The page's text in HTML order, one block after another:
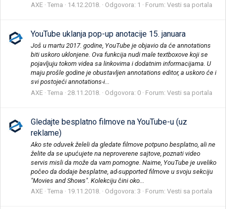
AXE Tema 14.12.2018. Odgovora: 1 Forum: Vesti sa portala
YouTube uklanja pop-up anotacije 15. januara
Još u martu 2017. godine, YouTube je objavio da će annotations
biti uskoro uklonjene. Ova funkcija nudi male textboxove koji se
pojavljuju tokom videa sa linkovima i dodatnim informacijama. U
maju prošle godine je obustavljen annotations editor, a uskoro će i
svi postojeći annotations-i...
AXE Tema 28.11.2018. Odgovora: 0 Forum: Vesti sa portala
Gledajte besplatno filmove na YouTube-u (uz
reklame)
Ako ste oduvek želeli da gledate filmove potpuno besplatno, ali ne
želite da se upućujete na neproverene sajtove, poznati video
servis misli da može da vam pomogne. Naime, YouTube je uveliko
počeo da dodaje besplatne, ad-supported filmove u svoju sekciju
"Movies and Shows". Kolekciju čini oko...
AXE Tema 19.11.2018. Odgovora: 3 Forum: Vesti sa portala